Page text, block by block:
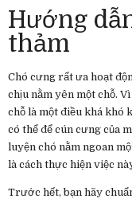
Hướng
thảm
Chó cưng rất ưa hoạt
chịu nằm yên một chỗ.
chỗ là một điều khá khó
có thể để cún cưng của
luyện chó nằm ngoan
là cách thực hiện việc
Trước hết, bạn hãy